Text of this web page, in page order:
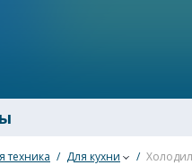
техника / Для кухни /